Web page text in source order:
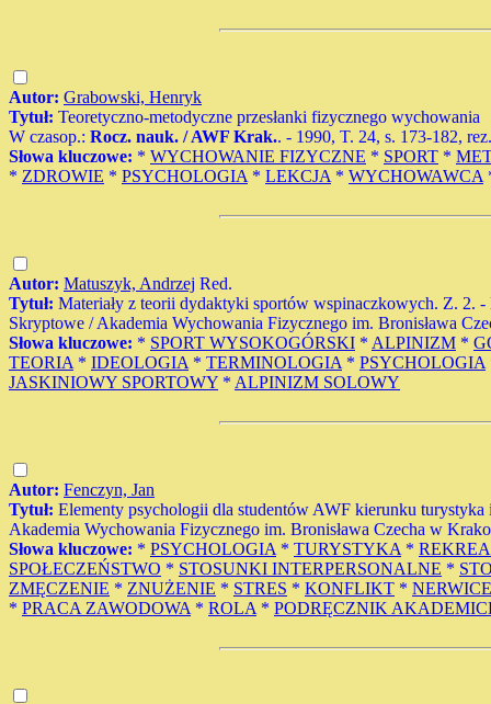
Autor: Grabowski, Henryk
Tytuł: Teoretyczno-metodyczne przesłanki fizycznego wychowania
W czasop.: Rocz. nauk. / AWF Krak.. - 1990, T. 24, s. 173-182,
Słowa kluczowe: * WYCHOWANIE FIZYCZNE * SPORT *
* ZDROWIE * PSYCHOLOGIA * LEKCJA * WYCHOWAWCA
Autor: Matuszyk, Andrzej Red.
Tytuł: Materiały z teorii dydaktyki sportów wspinaczkowych. Z. 2.
Skryptowe / Akademia Wychowania Fizycznego im. Bronisława
Słowa kluczowe: * SPORT WYSOKOGÓRSKI * ALPINIZM *
TEORIA * IDEOLOGIA * TERMINOLOGIA * PSYCHOLOGIA
JASKINIOWY SPORTOWY * ALPINIZM SOLOWY
Autor: Fenczyn, Jan
Tytuł: Elementy psychologii dla studentów AWF kierunku
Akademia Wychowania Fizycznego im. Bronisława Czecha w
Słowa kluczowe: * PSYCHOLOGIA * TURYSTYKA *
SPOŁECZEŃSTWO * STOSUNKI INTERPERSONALNE *
ZMĘCZENIE * ZNUŻENIE * STRES * KONFLIKT * NERWICE
* PRACA ZAWODOWA * ROLA * PODRĘCZNIK